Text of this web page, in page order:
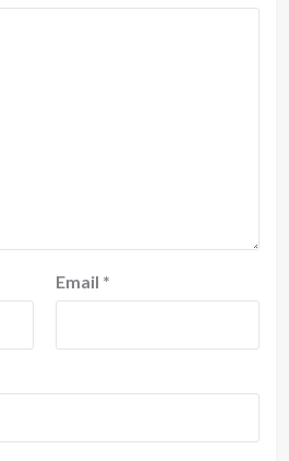
Email *